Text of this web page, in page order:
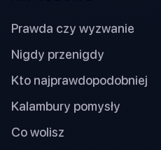
Prawda czy wyzwanie
Nigdy przenigdy
Kto najprawdopodobniej
Kalambury pomysły
Co wolisz